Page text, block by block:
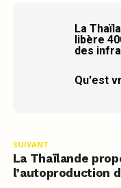
La
libère
des
Qu'est
SUIVANT
La Thaïlande
l’autoproduction